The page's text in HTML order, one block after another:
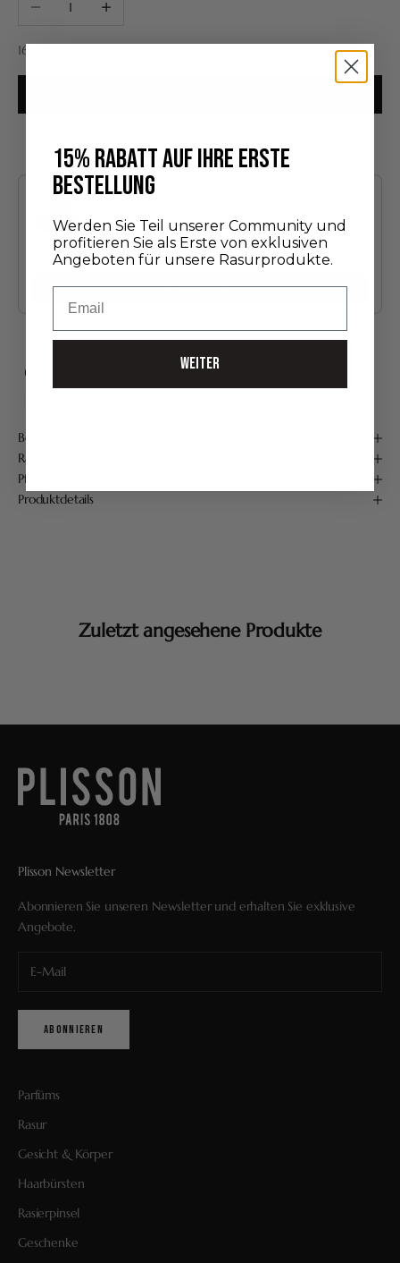
Angebot
165,00 €
Das könnte Ihnen auch gefallen
Use the Previous and Next buttons to navigate through product
Entdeckungsedition
24,00 €
Hinzufügen
KOSTENLOSER VERSAND AB 75 €*
Beschreibung
Ratschläge zur Verwendung
Pflege
Produktdetails
Zuletzt angesehene Produkte
Plisson Newsletter
Abonnieren Sie unseren Newsletter und erhalten Sie exklusive
Angebote.
ABONNIEREN
Parfüms
Rasur
Gesicht & Körper
Haarbürsten
Rasierpinsel
Geschenke
15% RABATT AUF IHRE ERSTE
BESTELLUNG
Werden Sie Teil unserer Community und
profitieren Sie als Erste von exklusiven
Angeboten für unsere Rasurprodukte.
WEITER